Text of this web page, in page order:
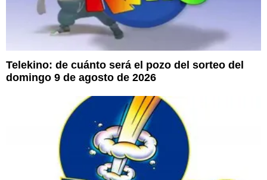
Telekino: de cuánto será el pozo del sorteo del
domingo 9 de agosto de 2026